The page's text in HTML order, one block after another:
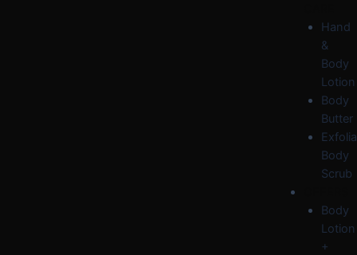
Hand
&
Body
Lotion
Body
Butter
Body
Scrub
Body
Lotion
+